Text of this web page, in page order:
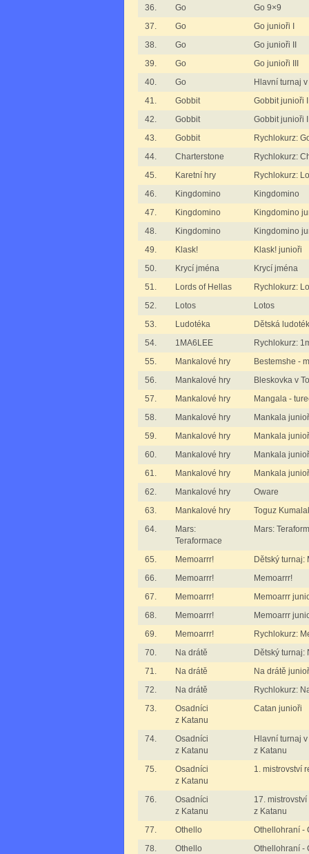
36.
Go
Go 9×9
37.
Go
Go junioři I
38.
Go
Go junioři II
39.
Go
Go junioři III
40.
Go
Hlavní turnaj
41.
Gobbit
Gobbit junioři I
42.
Gobbit
Gobbit junioři
43.
Gobbit
Rychlokurz:
44.
Charterstone
Rychlokurz:
45.
Karetní hry
Rychlokurz:
46.
Kingdomino
Kingdomino
47.
Kingdomino
Kingdomino
48.
Kingdomino
Kingdomino
49.
Klask!
Klask! junioři
50.
Krycí jména
Krycí jména
51.
Lords of Hellas
Rychlokurz:
52.
Lotos
Lotos
53.
Ludotéka
Dětská
54.
1MA6LEE
Rychlokurz:
55.
Mankalové hry
Bestemshe -
56.
Mankalové hry
Bleskovka v
57.
Mankalové hry
Mangala -
58.
Mankalové hry
Mankala
59.
Mankalové hry
Mankala
60.
Mankalové hry
Mankala
61.
Mankalové hry
Mankala
62.
Mankalové hry
Oware
63.
Mankalové hry
Toguz
64.
Mars:
Teraformace
Mars:
65. Memoarrr!
Dětský turnaj:
66.
Memoarrr!
Memoarrr!
67.
Memoarrr!
Memoarrr
68.
Memoarrr!
Memoarrr
69.
Memoarrr!
Rychlokurz:
70.
Na drátě
Dětský turnaj:
71.
Na drátě
Na drátě
72.
Na drátě
Rychlokurz:
73.
Osadníci
z Katanu
Catan junioři
74.
Osadníci
z Katanu
Hlavní turnaj
z Katanu
75.
Osadníci
z Katanu
1. mistrovství
76.
Osadníci
z Katanu
17.
z Katanu
77.
Othello
Othellohraní -
78.
Othello
Othellohraní -